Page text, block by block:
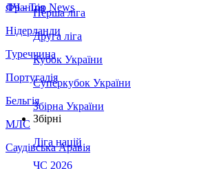
Франція
Нідерланди
Туреччина
Португалія
Бельгія
МЛС
Саудівська Аравія
ЛЧ - Top News
Перша ліга
Друга ліга
Кубок України
Суперкубок України
Збірна України
Збірні
Ліга націй
ЧС 2026